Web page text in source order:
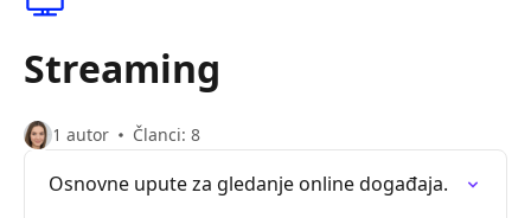
Streaming
1 autor Članci: 8
Osnovne upute za gledanje online događaja.